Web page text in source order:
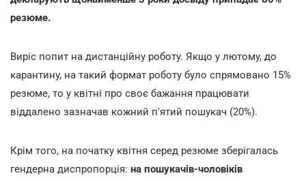
резюме.
Виріс попит на дистанційну роботу. Якщо у лютому, до
карантину, на такий формат роботу було спрямовано 15%
резюме, то у квітні про своє бажання працювати
віддалено зазначав кожний п'ятий пошукач (20%).
Крім того, на початку квітня серед резюме зберігалась
гендерна диспропорція: на пошукачів-чоловіків